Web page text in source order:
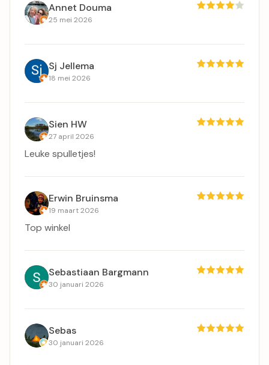
Annet Douma
25 mei 2026
Sj Jellema
18 mei 2026
Sien HW
27 april 2026
Leuke spulletjes!
Erwin Bruinsma
19 maart 2026
Top winkel
Sebastiaan Bargmann
30 januari 2026
Sebas
30 januari 2026